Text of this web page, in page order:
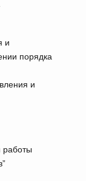
и
порядка
и
работы